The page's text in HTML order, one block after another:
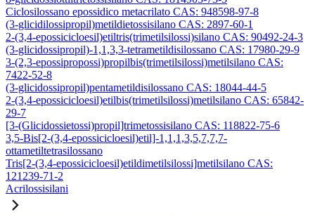
Ciclosilossano epossidico metacrilato CAS: 948598-97-8
(3-glicidilossipropil)metildietossisilano CAS: 2897-60-1
2-(3,4-epossicicloesil)etiltris(trimetilsilossi)silano CAS: 90492-24-3
(3-glicidossipropil)-1,1,3,3-tetrametildisilossano CAS: 17980-29-9
3-(2,3-epossipropossi)propilbis(trimetilsilossi)metilsilano CAS:
7422-52-8
(3-glicidossipropil)pentametildisilossano CAS: 18044-44-5
2-(3,4-epossicicloesil)etilbis(trimetilsilossi)metilsilano CAS: 65842-
29-7
[3-(Glicidossietossi)propil]trimetossisilano CAS: 118822-75-6
3,5-Bis[2-(3,4-epossicicloesil)etil]-1,1,1,3,5,7,7,7-
ottametiltetrasilossano
Tris[2-(3,4-epossicicloesil)etildimetilsilossi]metilsilano CAS:
121239-71-2
Acrilossisilani